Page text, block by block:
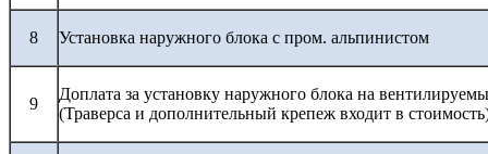
8 Установка наружного блока с пром. альпинистом
9
Доплата за установку наружного блока на
(Траверса и дополнительный крепеж входит в